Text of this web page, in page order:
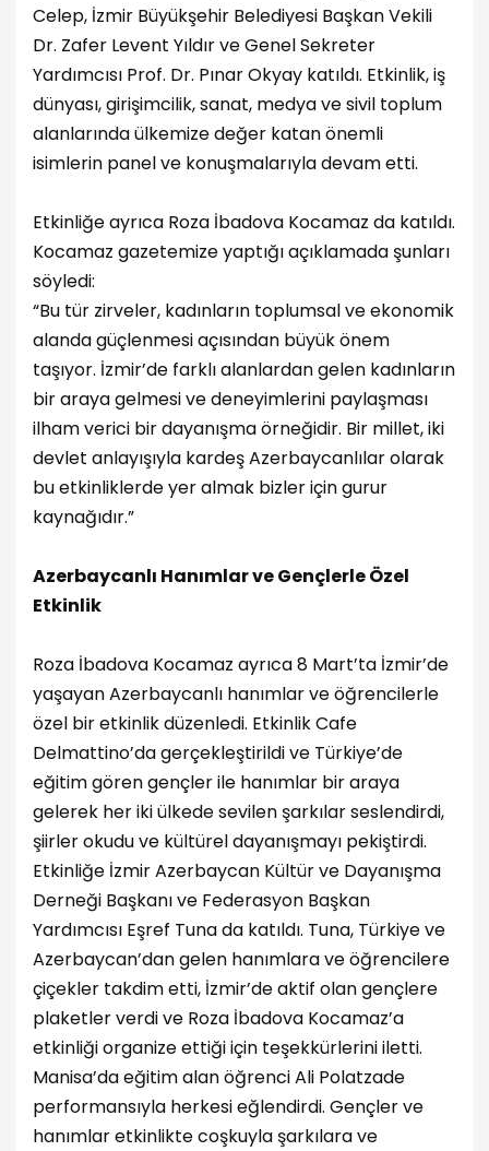
Celep, İzmir Büyükşehir Belediyesi Başkan Vekili
Dr. Zafer Levent Yıldır ve Genel Sekreter
Yardımcısı Prof. Dr. Pınar Okyay katıldı. Etkinlik, iş
dünyası, girişimcilik, sanat, medya ve sivil toplum
alanlarında ülkemize değer katan önemli
isimlerin panel ve konuşmalarıyla devam etti.
Etkinliğe ayrıca Roza İbadova Kocamaz da katıldı.
Kocamaz gazetemize yaptığı açıklamada şunları
söyledi:
“Bu tür zirveler, kadınların toplumsal ve ekonomik
alanda güçlenmesi açısından büyük önem
taşıyor. İzmir’de farklı alanlardan gelen kadınların
bir araya gelmesi ve deneyimlerini paylaşması
ilham verici bir dayanışma örneğidir. Bir millet, iki
devlet anlayışıyla kardeş Azerbaycanlılar olarak
bu etkinliklerde yer almak bizler için gurur
kaynağıdır.”
Azerbaycanlı Hanımlar ve Gençlerle Özel
Etkinlik
Roza İbadova Kocamaz ayrıca 8 Mart’ta İzmir’de
yaşayan Azerbaycanlı hanımlar ve öğrencilerle
özel bir etkinlik düzenledi. Etkinlik Cafe
Delmattino’da gerçekleştirildi ve Türkiye’de
eğitim gören gençler ile hanımlar bir araya
gelerek her iki ülkede sevilen şarkılar seslendirdi,
şiirler okudu ve kültürel dayanışmayı pekiştirdi.
Etkinliğe İzmir Azerbaycan Kültür ve Dayanışma
Derneği Başkanı ve Federasyon Başkan
Yardımcısı Eşref Tuna da katıldı. Tuna, Türkiye ve
Azerbaycan’dan gelen hanımlara ve öğrencilere
çiçekler takdim etti, İzmir’de aktif olan gençlere
plaketler verdi ve Roza İbadova Kocamaz’a
etkinliği organize ettiği için teşekkürlerini iletti.
Manisa’da eğitim alan öğrenci Ali Polatzade
performansıyla herkesi eğlendirdi. Gençler ve
hanımlar etkinlikte coşkuyla şarkılara ve